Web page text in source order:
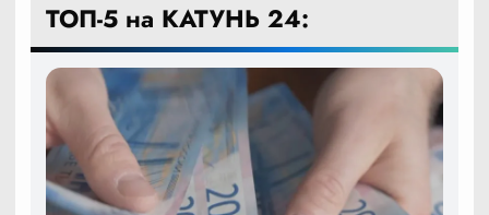
ТОП-5 на КАТУНЬ 24: